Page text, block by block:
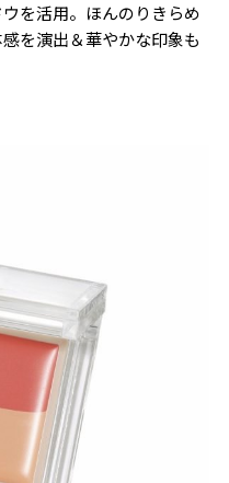
を活用。ほんのりきらめ
を演出＆華やかな印象も